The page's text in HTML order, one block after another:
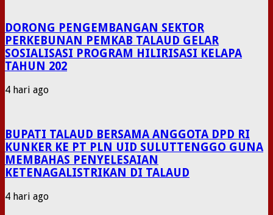
DORONG PENGEMBANGAN SEKTOR
PERKEBUNAN PEMKAB TALAUD GELAR
SOSIALISASI PROGRAM HILIRISASI KELAPA
TAHUN 202
4 hari ago
BUPATI TALAUD BERSAMA ANGGOTA DPD RI
KUNKER KE PT PLN UID SULUTTENGGO GUNA
MEMBAHAS PENYELESAIAN
KETENAGALISTRIKAN DI TALAUD
4 hari ago